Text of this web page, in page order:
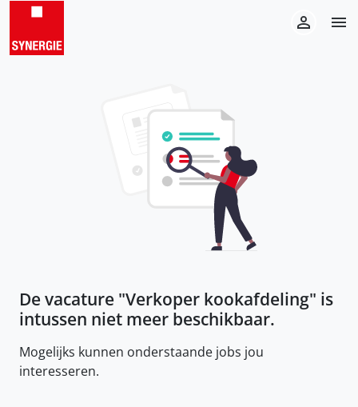
De vacature "Verkoper kookafdeling" is
intussen niet meer beschikbaar.
Mogelijks kunnen onderstaande jobs jou
interesseren.